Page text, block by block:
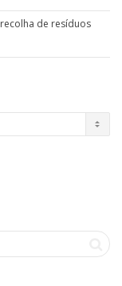
de resíduos